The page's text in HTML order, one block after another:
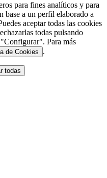
para fines analíticos y para
base a un perfil elaborado a
aceptar todas las cookies
todas pulsando
Para más
de Cookies .
todas